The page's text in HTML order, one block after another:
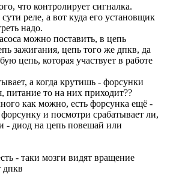
что контролирует сигналка.
реле, а вот куда его установщик
надо.
можно поставить, в цепь
зажигания, цепь того же дпкв, да
цепь, которая участвует в работе
а когда крутишь - форсунки
питание то на них приходит??
как можно, есть форсунка ещё -
и посмотри срабатывает ли,
- диод на цепь повешай или
- таки мозги видят вращение
дпкв